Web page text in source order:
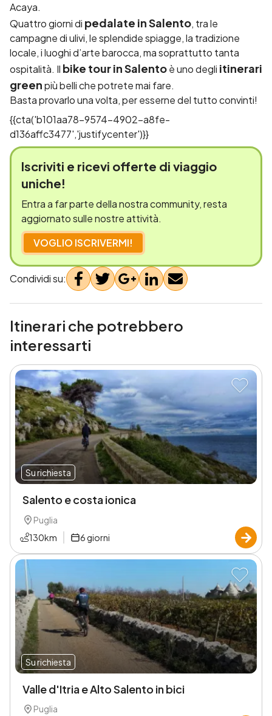
Acaya.
Quattro giorni di pedalate in Salento, tra le
campagne di ulivi, le splendide spiagge, la tradizione
locale, i luoghi d’arte barocca, ma soprattutto tanta
ospitalità. Il bike tour in Salentoè uno degli itinerari
greenpiù belli che potrete mai fare.
Basta provarlo una volta, per esserne del tutto convinti!
{{cta('b101aa78-9574-4902-a8fe-
d136affc3477','justifycenter')}}
Iscriviti e ricevi offerte di viaggio
uniche!
Entra a far parte della nostra community, resta
aggiornato sulle nostre attività.
VOGLIO ISCRIVERMI!
Condividi su:
Itinerari che potrebbero
interessarti
Su richiesta
Salento e costa ionica
Puglia
130km 6giorni
Su richiesta
Valle d'Itria e Alto Salento in bici
Puglia